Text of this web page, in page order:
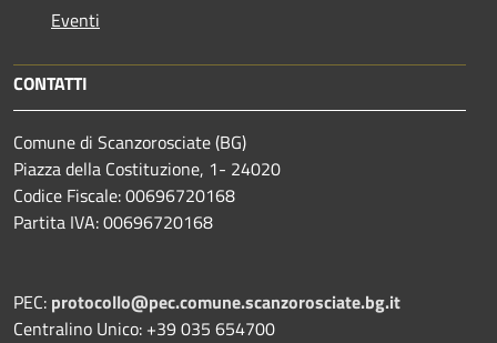
Eventi
CONTATTI
Comune di Scanzorosciate (BG)
Piazza della Costituzione, 1- 24020
Codice Fiscale: 00696720168
Partita IVA: 00696720168
PEC: protocollo@pec.comune.scanzorosciate.bg.it
Centralino Unico: +39 035 654700